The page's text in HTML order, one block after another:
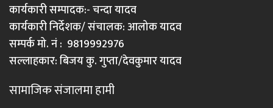
कार्यकारी सम्पादक:- चन्दा यादव
कार्यकारी निर्देशक/ संचालक: आलोक यादव
सम्पर्क मो. नं : 9819992976
सल्लाहकार: बिजय कु. गुप्ता/देवकुमार यादव
सामाजिक संजालमा हामी